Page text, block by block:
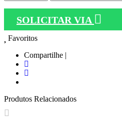
SOLICITAR VIA
Favoritos
Compartilhe |
Produtos Relacionados